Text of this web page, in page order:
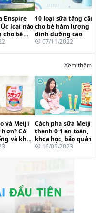
Enspire
loại nào
cho bé
10 loại sữa tăng cân
cho bé hàm lượng
dinh dưỡng cao
07/11/2022
Xem thêm
và Meiji
Có
và khác
Cách pha sữa Meiji
thanh 0 1 an toàn,
khoa học, bảo quản
dưỡng chất
16/05/2023